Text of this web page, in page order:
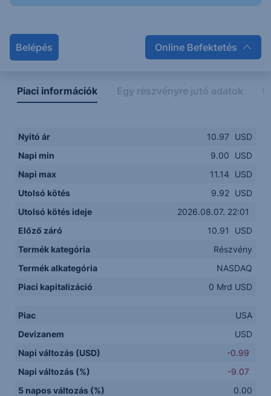
Belépés Online Befektetés
Napon belüli Historikus
Legfontosabb adatok
Piaci információk Egy részvényre jutó adatok
Nyitó ár 10.97
USD
Napi min
9.00
USD
Napi max
11.14
USD
Utolsó kötés
9.92 USD
Utolsó kötés ideje
2026.08.07. 22:01
Előző záró
10.91
USD
Termék kategória
Részvény
Termék alkategória
NASDAQ
Piaci kapitalizáció
0 Mrd USD
Piac
USA
Devizanem
USD
Napi változás (USD)
-0.99
Napi változás (%)
-9.07
5 napos változás (%)
0.00